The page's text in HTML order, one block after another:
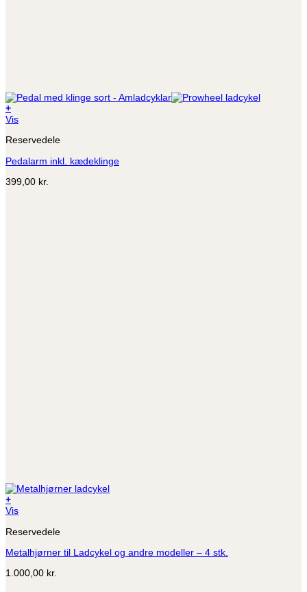
+
Dette
har
varianter.
kan
Vis
Reservedele
Pedalarm inkl. kædeklinge
399,00 kr.
+
Dette
har
varianter.
kan
Vis
Reservedele
Metalhjørner til Ladcykel og andre modeller – 4 stk.
1.000,00 kr.